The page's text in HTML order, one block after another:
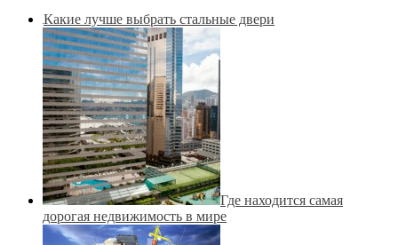
Какие лучше выбрать стальные двери
Где находится самая
дорогая недвижимость в мире